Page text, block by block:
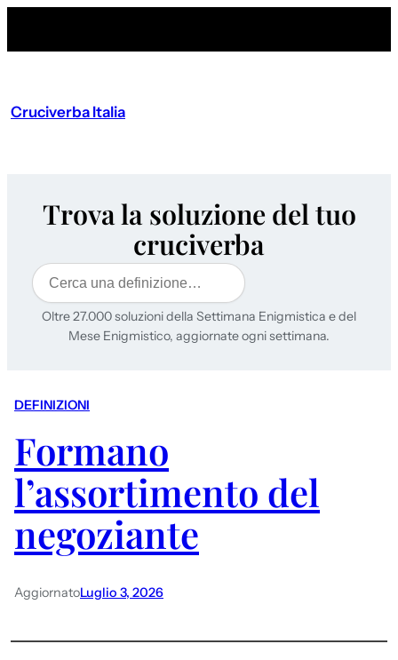
Cruciverba Italia
Trova la soluzione del tuo
cruciverba
Cerca
Oltre 27.000 soluzioni della Settimana Enigmistica e del
Mese Enigmistico, aggiornate ogni settimana.
DEFINIZIONI
Formano
l’assortimento del
negoziante
AggiornatoLuglio 3, 2026